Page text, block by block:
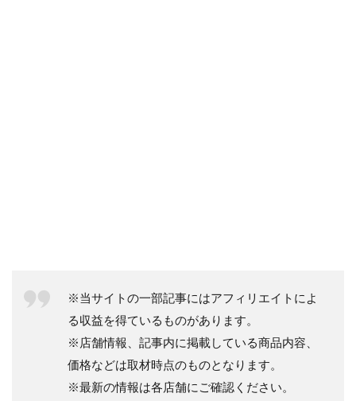
※当サイトの一部記事にはアフィリエイトによ
る収益を得ているものがあります。
※店舗情報、記事内に掲載している商品内容、
価格などは取材時点のものとなります。
※最新の情報は各店舗にご確認ください。